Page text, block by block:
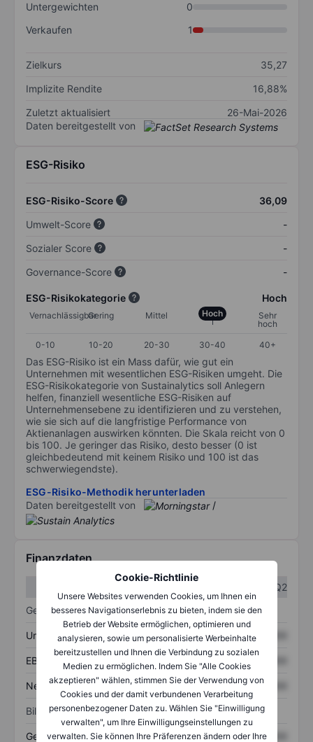
Cookie-Richtlinie
Unsere Websites verwenden Cookies, um Ihnen ein
besseres Navigationserlebnis zu bieten, indem sie den
Betrieb der Website ermöglichen, optimieren und
analysieren, sowie um personalisierte Werbeinhalte
bereitzustellen und Ihnen die Verbindung zu sozialen
Medien zu ermöglichen. Indem Sie "Alle Cookies
akzeptieren" wählen, stimmen Sie der Verwendung von
Cookies und der damit verbundenen Verarbeitung
personenbezogener Daten zu. Wählen Sie "Einwilligung
verwalten", um Ihre Einwilligungseinstellungen zu
verwalten. Sie können Ihre Präferenzen ändern oder Ihre
Untergewichten
0
Verkaufen
1
Zielkurs
35,27
Implizite Rendite
16,88%
Zuletzt aktualisiert
26-Mai-2026
Daten bereitgestellt von
ESG-Risiko
ESG-Risiko-Score
36,09
Umwelt-Score
-
Sozialer Score
-
Governance-Score
-
ESG-Risikokategorie Hoch
VernachlässigbarGering Mittel Hoch
Sehr
hoch
0-10
10-20 20-30 30-40 40+
Das ESG-Risiko ist ein Mass dafür, wie gut ein
Unternehmen mit wesentlichen ESG-Risiken umgeht. Die
ESG-Risikokategorie von Sustainalytics soll Anlegern
helfen, finanziell wesentliche ESG-Risiken auf
Unternehmensebene zu identifizieren und zu verstehen,
wie sie sich auf die langfristige Performance von
Aktienanlagen auswirken könnten. Die Skala reicht von 0
bis 100. Je geringer das Risiko, desto besser (0 ist
gleichbedeutend mit keinem Risiko und 100 ist das
schwerwiegendste).
ESG-Risiko-Methodik herunterladen
Daten bereitgestellt von
/
Finanzdaten
Q2
Gewinn- und Verlustrechnung
Umsatz XXXXXXX XXXXXXX
EBITDA XXXXXXX
Nettoeinkommen XXXXXXX XXXXXXX
Bilanz
Gesamtvermögen XXXXXXX XXXXXXX